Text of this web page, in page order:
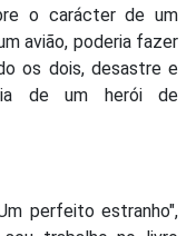
o carácter de um
avião, poderia fazer
os dois, desastre e
de um herói de
perfeito estranho",